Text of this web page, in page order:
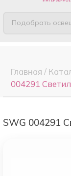
Подобрать
Главная /
004291
SWG 004291